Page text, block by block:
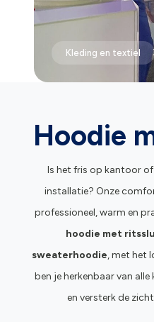
Kleding en textiel
Hoodie
Is het fris op kantoor
installatie? Onze
professioneel, warm en
hoodie met
sweaterhoodie, met het
ben je herkenbaar van
en versterk de